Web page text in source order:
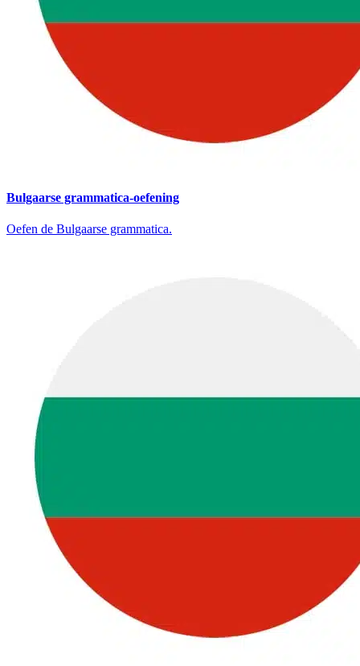
Bulgaarse grammatica-oefening
Oefen de Bulgaarse grammatica.